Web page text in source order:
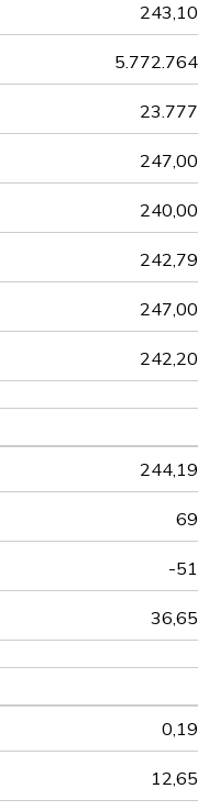
243,10
5.772.764
23.777
247,00
240,00
242,79
247,00
242,20
244,19
69
-51
36,65
0,19
12,65